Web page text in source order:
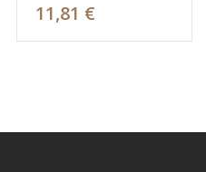
11,81 €